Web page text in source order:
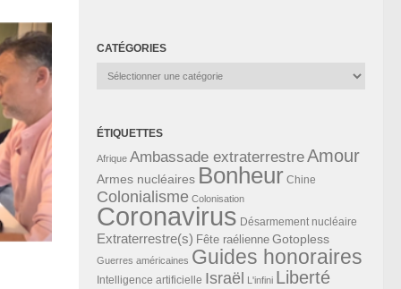
CATÉGORIES
Catégories
ÉTIQUETTES
Afrique Ambassade extraterrestreAmour
Armes nucléaires Bonheur Chine
Colonialisme Colonisation
Coronavirus Désarmement nucléaire
Extraterrestre(s) Fête raélienne Gotopless
Guerres américaines Guides honoraires
Intelligence artificielle Israël L'infini Liberté